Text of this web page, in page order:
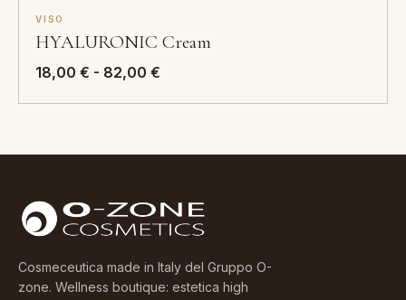
VISO
HYALURONIC Cream
18,00 € - 82,00 €
18,00 €
82,00 €
Cosmeceutica made in Italy del Gruppo O-
zone. Wellness boutique: estetica high